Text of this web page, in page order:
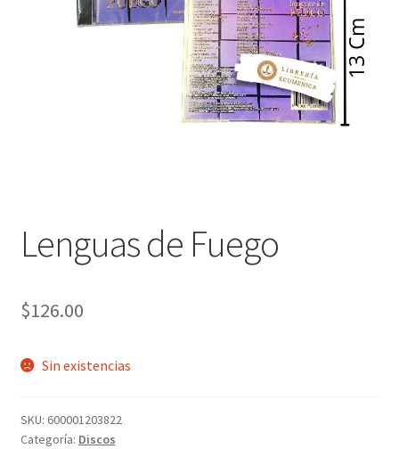
Lenguas de Fuego
$126.00
Sin existencias
SKU: 600001203822
Categoría: Discos